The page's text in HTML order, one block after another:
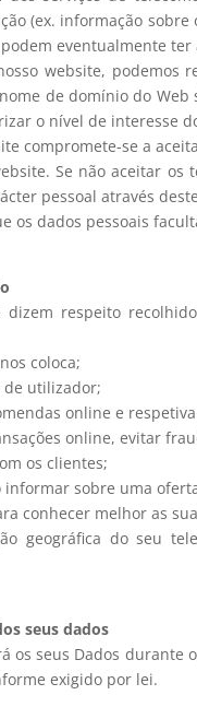
(ex. informação
eventualmente
website,
de domínio do
o nível de interesse
compromete-se a
Se não aceitar
pessoal através
os dados pessoais
dizem respeito
coloca;
utilizador;
online e
online, evitar
os clientes;
sobre uma
conhecer melhor as
geográfica do seu
seus dados
os seus Dados
exigido por lei.